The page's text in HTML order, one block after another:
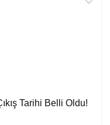
Tarihi Belli Oldu!